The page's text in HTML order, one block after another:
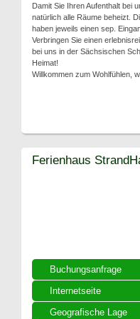
Damit Sie Ihren Aufenthalt bei
natürlich alle Räume beheizt.
haben jeweils einen sep.
Verbringen Sie einen
bei uns in der Sächsischen
Heimat!
Willkommen zum Wohlfühlen,
Buchungsanfrage
Internetseite
Geografische Lage
Ferienhaus